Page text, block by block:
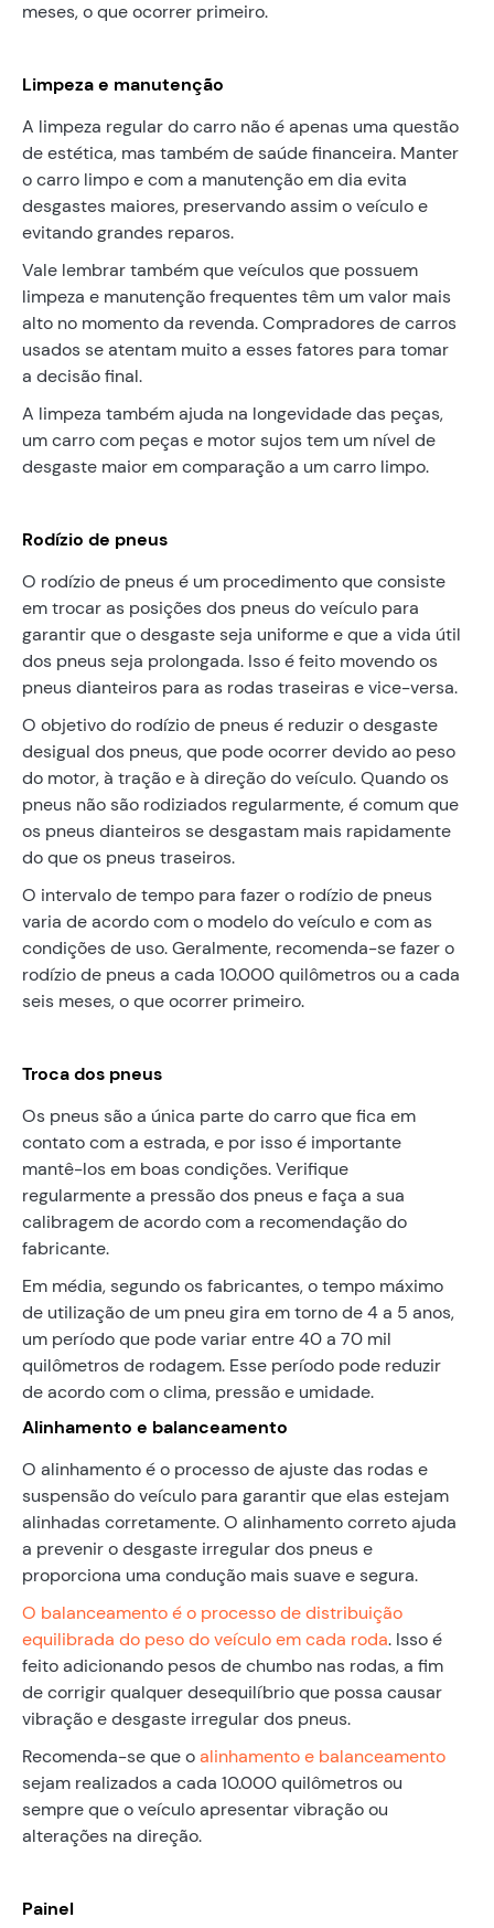
meses, o que ocorrer primeiro.
Limpeza e manutenção
A limpeza regular do carro não é apenas uma questão
de estética, mas também de saúde financeira. Manter
o carro limpo e com a manutenção em dia evita
desgastes maiores, preservando assim o veículo e
evitando grandes reparos.
Vale lembrar também que veículos que possuem
limpeza e manutenção frequentes têm um valor mais
alto no momento da revenda. Compradores de carros
usados se atentam muito a esses fatores para tomar
a decisão final.
A limpeza também ajuda na longevidade das peças,
um carro com peças e motor sujos tem um nível de
desgaste maior em comparação a um carro limpo.
Rodízio de pneus
O rodízio de pneus é um procedimento que consiste
em trocar as posições dos pneus do veículo para
garantir que o desgaste seja uniforme e que a vida útil
dos pneus seja prolongada. Isso é feito movendo os
pneus dianteiros para as rodas traseiras e vice-versa.
O objetivo do rodízio de pneus é reduzir o desgaste
desigual dos pneus, que pode ocorrer devido ao peso
do motor, à tração e à direção do veículo. Quando os
pneus não são rodiziados regularmente, é comum que
os pneus dianteiros se desgastam mais rapidamente
do que os pneus traseiros.
O intervalo de tempo para fazer o rodízio de pneus
varia de acordo com o modelo do veículo e com as
condições de uso. Geralmente, recomenda-se fazer o
rodízio de pneus a cada 10.000 quilômetros ou a cada
seis meses, o que ocorrer primeiro.
Troca dos pneus
Os pneus são a única parte do carro que fica em
contato com a estrada, e por isso é importante
mantê-los em boas condições. Verifique
regularmente a pressão dos pneus e faça a sua
calibragem de acordo com a recomendação do
fabricante.
Em média, segundo os fabricantes, o tempo máximo
de utilização de um pneu gira em torno de 4 a 5 anos,
um período que pode variar entre 40 a 70 mil
quilômetros de rodagem. Esse período pode reduzir
de acordo com o clima, pressão e umidade.
Alinhamento e balanceamento
O alinhamento é o processo de ajuste das rodas e
suspensão do veículo para garantir que elas estejam
alinhadas corretamente. O alinhamento correto ajuda
a prevenir o desgaste irregular dos pneus e
proporciona uma condução mais suave e segura.
O balanceamento é o processo de distribuição
equilibrada do peso do veículo em cada roda. Isso é
feito adicionando pesos de chumbo nas rodas, a fim
de corrigir qualquer desequilíbrio que possa causar
vibração e desgaste irregular dos pneus.
Recomenda-se que oalinhamento e balanceamento
sejam realizados a cada 10.000 quilômetros ou
sempre que o veículo apresentar vibração ou
alterações na direção.
Painel